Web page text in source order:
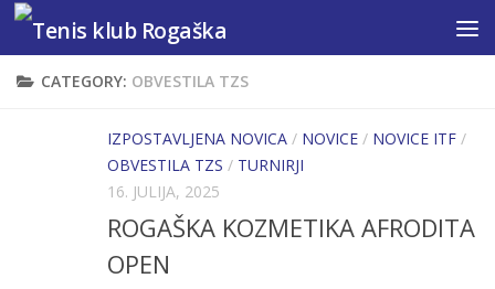
Skip to content
CATEGORY: OBVESTILA TZS
IZPOSTAVLJENA NOVICA / NOVICE / NOVICE ITF /
OBVESTILA TZS / TURNIRJI
16. JULIJA, 2025
ROGAŠKA KOZMETIKA AFRODITA
OPEN